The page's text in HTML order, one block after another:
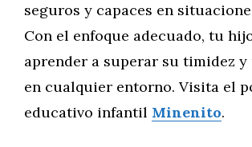
seguros y capaces en
Con el enfoque adecuado, tu
aprender a superar su timidez
en cualquier entorno. Visita el
educativo infantil Minenito.